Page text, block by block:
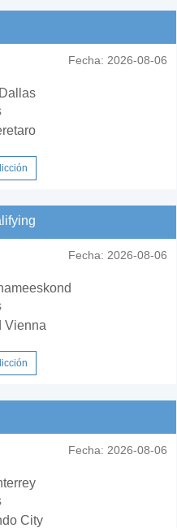
Fecha: 2026-08-06
Fecha: 2026-08-06
Vienna
Fecha: 2026-08-06
City